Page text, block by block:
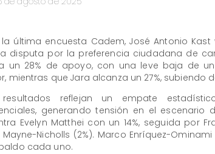
la última encuesta Cadem, José Antonio
disputa por la preferencia ciudadana de
un 28% de apoyo, con una leve baja de
mientras que Jara alcanza un 27%, subiendo
resultados reflejan un empate
generando tensión en el escenario
Evelyn Matthei con un 14%, seguida por
Mayne-Nicholls (2%). Marco Enríquez-
cada uno.